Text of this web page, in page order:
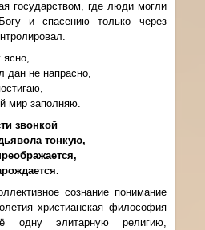
государством, где люди могли
и спасению только через
не напрасно,
мир заполняю.
звонкой
тонкую,
сознание понимание
христианская философия
одну элитарную религию,